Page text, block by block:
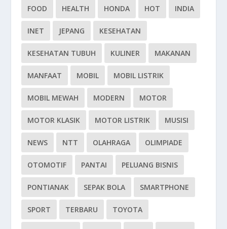
FOOD HEALTH HONDA HOT INDIA
INET JEPANG KESEHATAN
KESEHATAN TUBUH KULINER MAKANAN
MANFAAT MOBIL MOBIL LISTRIK
MOBIL MEWAH MODERN MOTOR
MOTOR KLASIK MOTOR LISTRIK MUSISI
NEWS NTT OLAHRAGA OLIMPIADE
OTOMOTIF PANTAI PELUANG BISNIS
PONTIANAK SEPAK BOLA SMARTPHONE
SPORT TERBARU TOYOTA